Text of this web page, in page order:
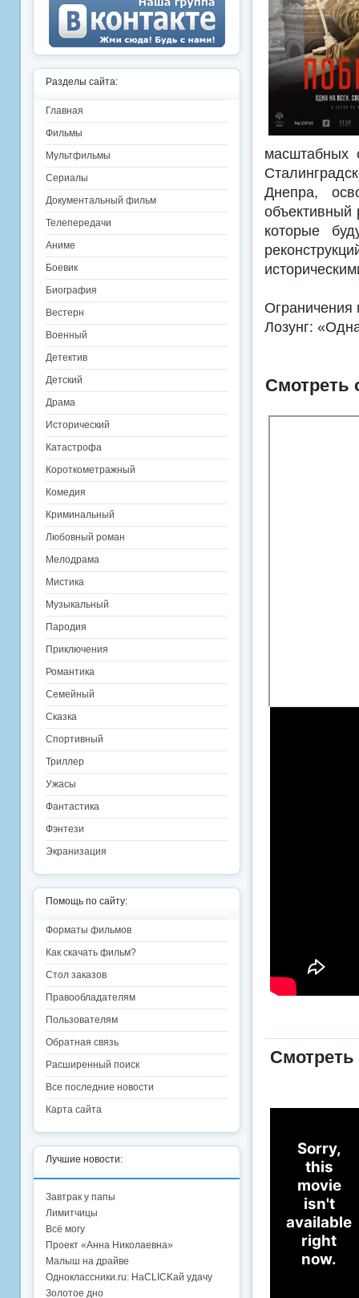
масштабных
Днепра,
объективный
которые
Ограничения
Лозунг:
Смотреть
Разделы сайта:
Главная
Фильмы
Мультфильмы
Сериалы
Документальный фильм
Телепередачи
Аниме
Боевик
Биография
Вестерн
Военный
Детектив
Детский
Драма
Исторический
Катастрофа
Короткометражный
Комедия
Криминальный
Любовный роман
Мелодрама
Мистика
Музыкальный
Пародия
Приключения
Романтика
Семейный
Сказка
Спортивный
Триллер
Ужасы
Фантастика
Фэнтези
Экранизация
Помощь по сайту:
Форматы фильмов
Как скачать фильм?
Стол заказов
Правообладателям
Пользователям
Обратная связь
Расширенный поиск
Все последние новости
Карта сайта
Лучшие новости:
Завтрак у папы
Лимитчицы
Всё могу
Проект «Анна Николаевна»
Малыш на драйве
Одноклассники.ru: НаCLICKай удачу
Золотое дно